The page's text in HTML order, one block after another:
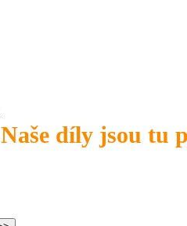
Naše díly jsou tu